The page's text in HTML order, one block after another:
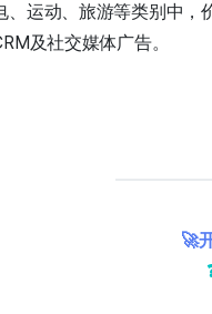
、运动、旅游等类别中
及社交媒体广告。
🚀